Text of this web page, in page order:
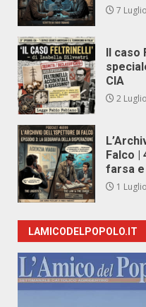
7
Il caso
CIA
2
Falco |
farsa
1
LAMICODELPOPOLO.IT